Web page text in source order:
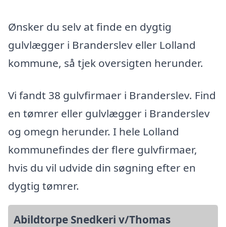
Ønsker du selv at finde en dygtig
gulvlægger i Branderslev eller Lolland
kommune, så tjek oversigten herunder.
Vi fandt 38 gulvfirmaer i Branderslev. Find
en tømrer eller gulvlægger i Branderslev
og omegn herunder. I hele Lolland
kommunefindes der flere gulvfirmaer,
hvis du vil udvide din søgning efter en
dygtig tømrer.
Abildtorpe Snedkeri v/Thomas